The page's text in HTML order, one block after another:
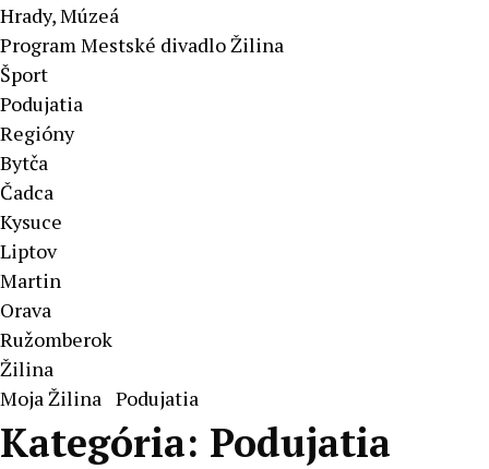
Hrady, Múzeá
Program Mestské divadlo Žilina
Šport
Podujatia
Regióny
Bytča
Čadca
Kysuce
Liptov
Martin
Orava
Ružomberok
Žilina
Moja Žilina Podujatia
Kategória: Podujatia